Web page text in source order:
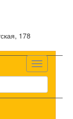
178
Список